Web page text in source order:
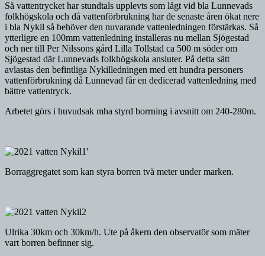
Så vattentrycket har stundtals upplevts som lågt vid bla Lunnevads
folkhögskola och då vattenförbrukning har de senaste åren ökat nere
i bla Nykil så behöver den nuvarande vattenledningen förstärkas. Så
ytterligre en 100mm vattenledning installeras nu mellan Sjögestad
och ner till Per Nilssons gård Lilla Tollstad ca 500 m söder om
Sjögestad där Lunnevads folkhögskola ansluter. På detta sätt
avlastas den befintliga Nykilledningen med ett hundra personers
vattenförbrukning då Lunnevad får en dedicerad vattenledning med
bättre vattentryck.
Arbetet görs i huvudsak mha styrd borrning i avsnitt om 240-280m.
'
Borraggregatet som kan styra borren två meter under marken.
Ulrika 30km och 30km/h. Ute på åkern den observatör som mäter
vart borren befinner sig.